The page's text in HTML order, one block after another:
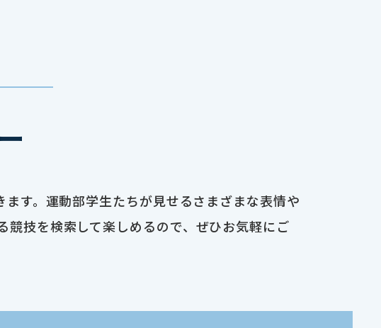
す。運動部学生たちが見せるさまざまな表情や
技を検索して楽しめるので、ぜひお気軽にご